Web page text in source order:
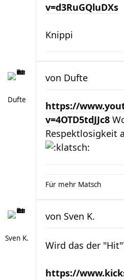
v=d3RuGQluDXs
Knippi
Dufte
von Dufte
https://
v=4OTD5tdJJc8
Respektlosigkeit
Für mehr Matsch
Sven K.
von Sven K.
Wird das der
https://